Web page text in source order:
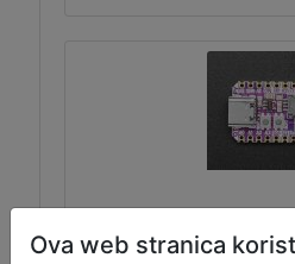
Ova web stranica